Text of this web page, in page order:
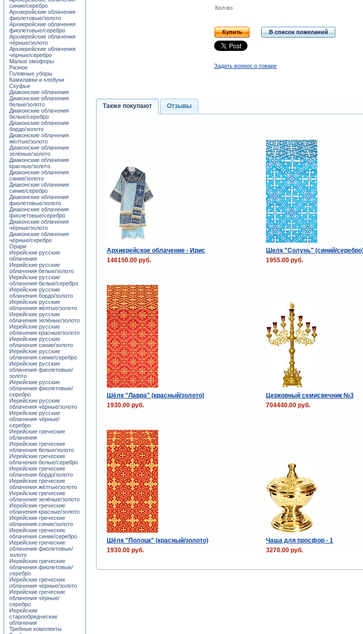
Кол-во
Купить В список пожеланий
Задать вопрос о товаре
Также покупают Отзывы
Архиерейское облачение - Ирис Шелк "Солунь" (синий/
146150.00 руб.
1955.00 руб.
Шёлк "Лавра" (красный/золото) Церковный семисвечник №3
1930.00 руб.
704440.00 руб.
Шёлк "Полоцк" (красный/золото) Чаша для просфор - 1
1930.00 руб.
3270.00 руб.
синие/серебро
Архиерейские облачения
фиолетовые/золото
Архиерейские облачения
фиолетовые/серебро
Архиерейские облачения
чёрные/золото
Архиерейские облачения
чёрные/серебро
Малые омофоры
Разное
Головные уборы
Камилавки и клобуки
Скуфьи
Диаконские облачения
Диаконские облачения
белые/золото
Диаконские облачения
белые/серебро
Диаконские облачения
бордо/золото
Диаконские облачения
жёлтые/золото
Диаконские облачения
зелёные/золото
Диаконские облачения
красные/золото
Диаконские облачения
синие/золото
Диаконские облачения
синие/серебро
Диаконские облачения
фиолетовые/золото
Диаконские облачения
фиолетовые/серебро
Диаконские облачения
чёрные/золото
Диаконские облачения
чёрные/серебро
Орари
Иерейские русские
облачения
Иерейские русские
облачения белые/золото
Иерейские русские
облачения белые/серебро
Иерейские русские
облачения бордо/золото
Иерейские русские
облачения жёлтые/золото
Иерейские русские
облачения зелёные/золото
Иерейские русские
облачения красные/золото
Иерейские русские
облачения синие/золото
Иерейские русские
облачения синие/серебро
Иерейские русские
облачения фиолетовые/
золото
Иерейские русские
облачения фиолетовые/
серебро
Иерейские русские
облачения чёрные/золото
Иерейские русские
облачения чёрные/
серебро
Иерейские греческие
облачения
Иерейские греческие
облачения белые/золото
Иерейские греческие
облачения белые/серебро
Иерейские греческие
облачения бордо/золото
Иерейские греческие
облачения жёлтые/золото
Иерейские греческие
облачения зелёные/золото
Иерейские греческие
облачения красные/золото
Иерейские греческие
облачения синие/золото
Иерейские греческие
облачения синие/серебро
Иерейские греческие
облачения фиолетовые/
золото
Иерейские греческие
облачения фиолетовые/
серебро
Иерейские греческие
облачения чёрные/золото
Иерейские греческие
облачения чёрные/
серебро
Иерейские
старообрядческие
облачения
Требные комплекты